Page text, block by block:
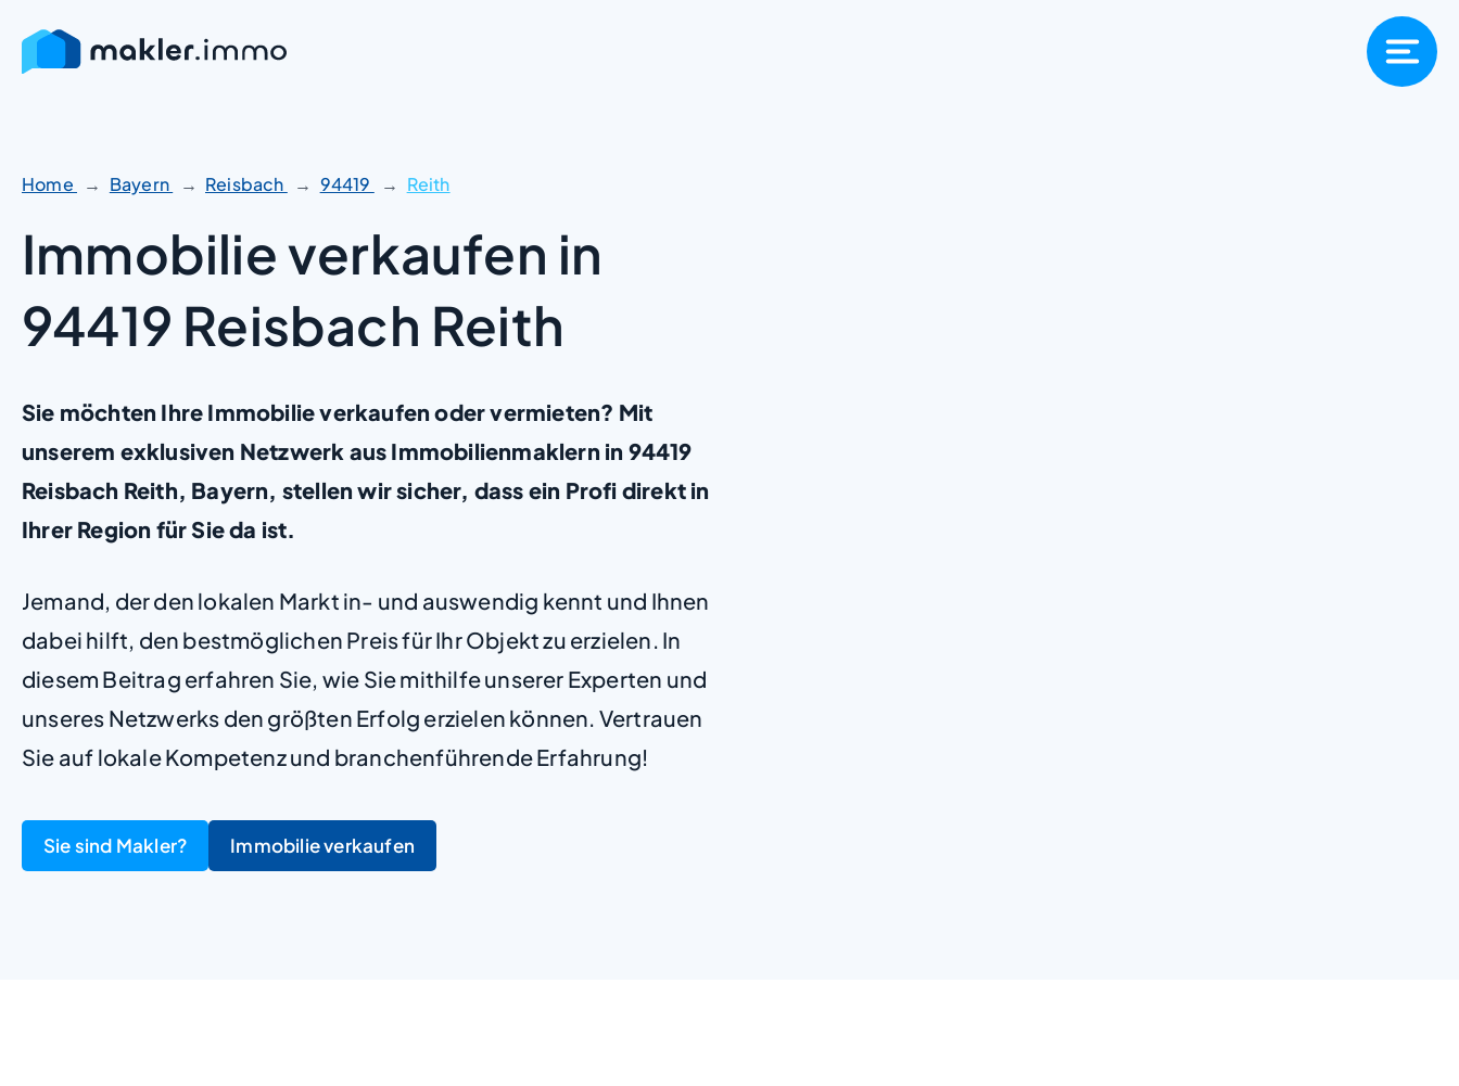
Home Bayern Reisbach 94419 Reith
Immobilie verkaufen in
94419 Reisbach Reith
Sie möchten Ihre Immobilie verkaufen oder vermieten? Mit
unserem exklusiven Netzwerk aus Immobilienmaklern in 94419
Reisbach Reith, Bayern, stellen wir sicher, dass ein Profi direkt in
Ihrer Region für Sie da ist.
Jemand, der den lokalen Markt in- und auswendig kennt und Ihnen
dabei hilft, den bestmöglichen Preis für Ihr Objekt zu erzielen. In
diesem Beitrag erfahren Sie, wie Sie mithilfe unserer Experten und
unseres Netzwerks den größten Erfolg erzielen können. Vertrauen
Sie auf lokale Kompetenz und branchenführende Erfahrung!
Sie sind Makler? Immobilie verkaufen